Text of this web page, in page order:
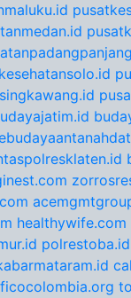
healthywife.com
polrestoba.id